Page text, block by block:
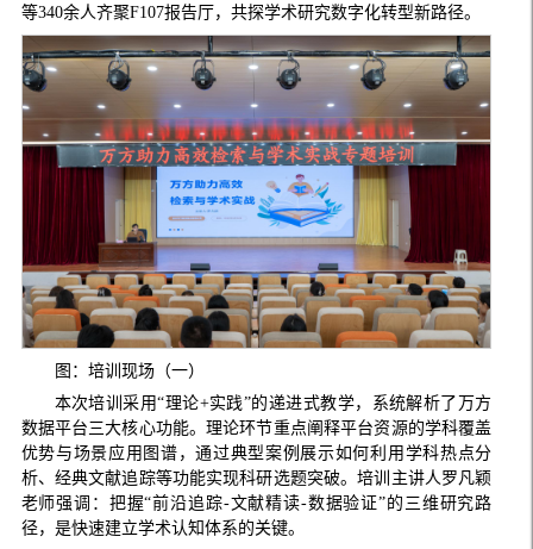
等340余人齐聚F107报告厅，共探学术研究数字化转型新路径。
图：培训现场（一）
本次培训采用“理论+实践”的递进式教学，系统解析了万方
数据平台三大核心功能。理论环节重点阐释平台资源的学科覆盖
优势与场景应用图谱，通过典型案例展示如何利用学科热点分
析、经典文献追踪等功能实现科研选题突破。培训主讲人罗凡颖
老师强调：把握“前沿追踪-文献精读-数据验证”的三维研究路
径，是快速建立学术认知体系的关键。